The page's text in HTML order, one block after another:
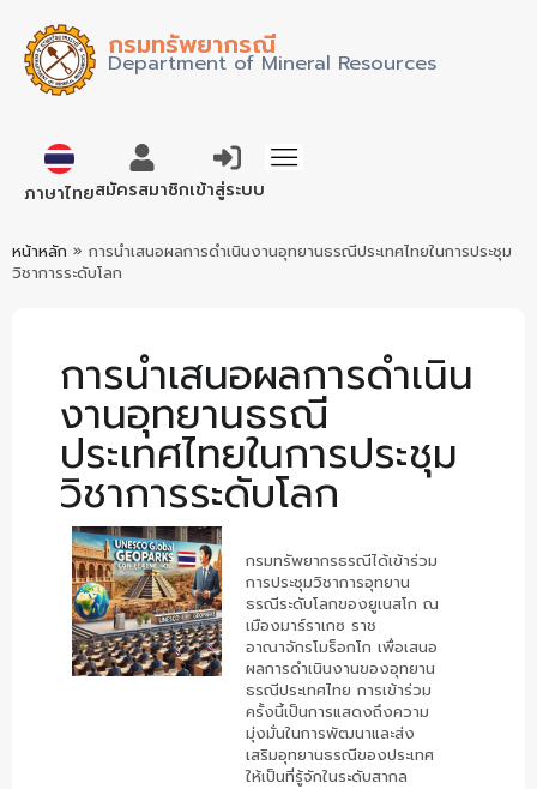
กรมทรัพยากรณี
Department of Mineral Resources
ภาษาไทยEnglishสมัครสมาชิกเข้าสู่ระบบ
หน้าหลัก » การนำเสนอผลการดำเนินงานอุทยานธรณีประเทศไทยในการประชุม
วิชาการระดับโลก
การนำเสนอผลการดำเนิน
งานอุทยานธรณี
ประเทศไทยในการประชุม
วิชาการระดับโลก
กรมทรัพยากรธรณีได้เข้าร่วม
การประชุมวิชาการอุทยาน
ธรณีระดับโลกของยูเนสโก ณ
เมืองมาร์ราเกซ ราช
อาณาจักรโมร็อกโก เพื่อเสนอ
ผลการดำเนินงานของอุทยาน
ธรณีประเทศไทย การเข้าร่วม
ครั้งนี้เป็นการแสดงถึงความ
มุ่งมั่นในการพัฒนาและส่ง
เสริมอุทยานธรณีของประเทศ
ให้เป็นที่รู้จักในระดับสากล